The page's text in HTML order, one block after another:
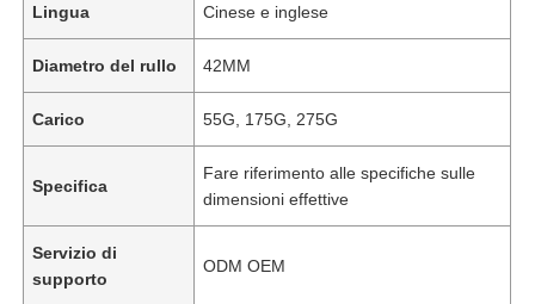
Lingua Cinese e inglese
Diametro del rullo 42MM
Carico 55G, 175G, 275G
Specifica
Fare riferimento alle specifiche sulle
dimensioni effettive
Servizio di
supporto
ODM OEM